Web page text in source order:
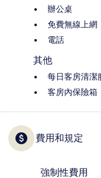
辦公桌
免費無線上網
電話
其他
每日客房清潔
客房內保險箱
費用和規定
強制性費用